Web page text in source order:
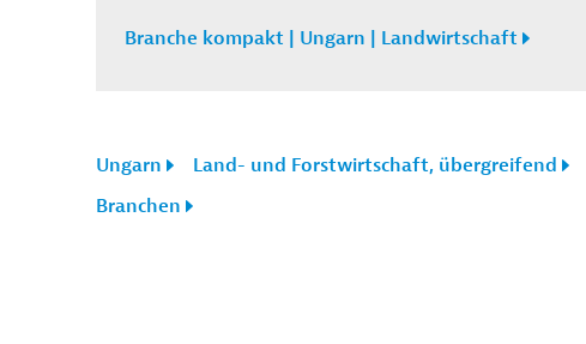
Branche kompakt | Ungarn | Landwirtschaft
Ungarn Land- und Forstwirtschaft, übergreifend
Branchen